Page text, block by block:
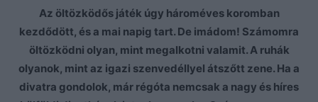
Az öltözködős játék úgy hároméves koromban
kezdődött, és a mai napig tart. De imádom! Számomra
öltözködni olyan, mint megalkotni valamit. A ruhák
olyanok, mint az igazi szenvedéllyel átszőtt zene. Ha a
divatra gondolok, már régóta nemcsak a nagy és híres